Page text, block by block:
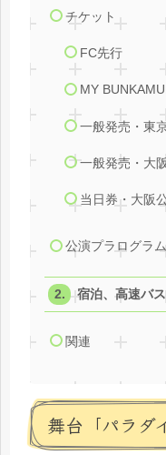
チケット
FC先行
MY
一般発売・東
一般発売・大
当日券・大阪
公演プラログラム
宿泊、高速バ
関連
舞台「パラダ